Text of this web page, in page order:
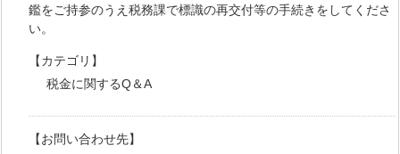
鑑をご持参のうえ税務課で標識の再交付等の手続きをしてくださ
い。
【カテゴリ】
税金に関するQ＆A
【お問い合わせ先】